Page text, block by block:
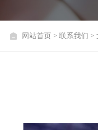
网站首页 > 联系我们 >